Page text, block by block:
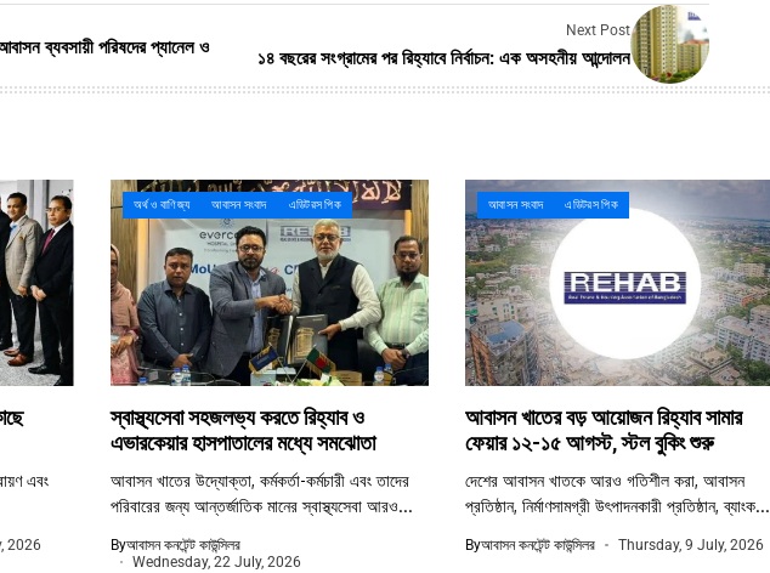
ব্যবসায়ী পরিষদের প্যানেল ও
Next Post
১৪ বছরের সংগ্রামের পর রিহ্যাবে নির্বাচন: এক অসহনীয় আন্দোলন
এবং
2026
অর্থ ও বাণিজ্য আবাসন সংবাদ এডিটরস পিক
স্বাস্থ্যসেবা সহজলভ্য করতে রিহ্যাব ও
এভারকেয়ার হাসপাতালের মধ্যে সমঝোতা
আবাসন খাতের উদ্যোক্তা, কর্মকর্তা-কর্মচারী এবং তাদের
পরিবারের জন্য আন্তর্জাতিক মানের স্বাস্থ্যসেবা আরও...
Byআবাসন কনটেন্ট কাউন্সিলর
Wednesday, 22 July, 2026
আবাসন সংবাদ এডিটরস পিক
আবাসন খাতের বড় আয়োজন রিহ্যাব সামার
ফেয়ার ১২-১৫ আগস্ট, স্টল বুকিং শুরু
দেশের আবাসন খাতকে আরও গতিশীল করা, আবাসন
প্রতিষ্ঠান, নির্মাণসামগ্রী উৎপাদনকারী প্রতিষ্ঠান, ব্যাংক...
Byআবাসন কনটেন্ট কাউন্সিলর Thursday, 9 July, 2026